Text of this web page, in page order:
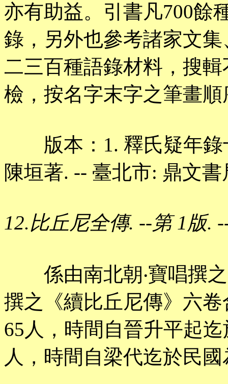
亦有助益。引書凡700餘
錄，另外也參考諸家文
二三百種語錄材料，搜
檢，按名字末字之筆畫
版本：1. 釋氏疑年錄
陳垣著. -- 臺北市: 鼎文書
12.比丘尼全傳. --第 1版.
係由南北朝‧寶唱撰之
撰之《續比丘尼傳》六
65人，時間自晉升平起
人，時間自梁代迄於民